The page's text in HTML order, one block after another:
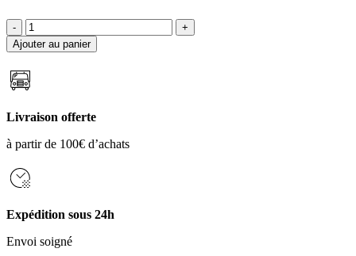
quantité
de
COMBINAISON
FEMME
SKINS
5/4
ZIP
Ajouter au panier
Livraison offerte
à partir de 100€ d’achats
Expédition sous 24h
Envoi soigné